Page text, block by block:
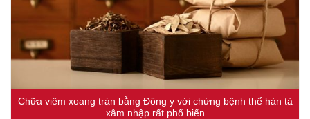
Chữa viêm xoang trán bằng Đông y với chứng bệnh thể hàn tà
xâm nhập rất phổ biến